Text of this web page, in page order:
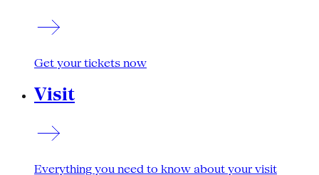
Get your tickets now
Visit
Everything you need to know about your visit